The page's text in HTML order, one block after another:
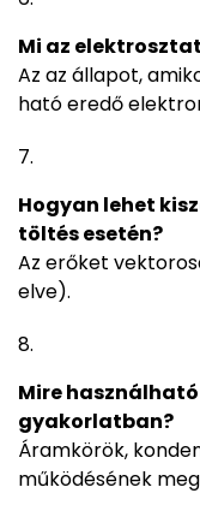
Mi az
Az az állapot,
ható eredő
Hogyan lehet
töltés esetén?
Az erőket
elve).
Mire
gyakorlatban?
Áramkörök,
működésének